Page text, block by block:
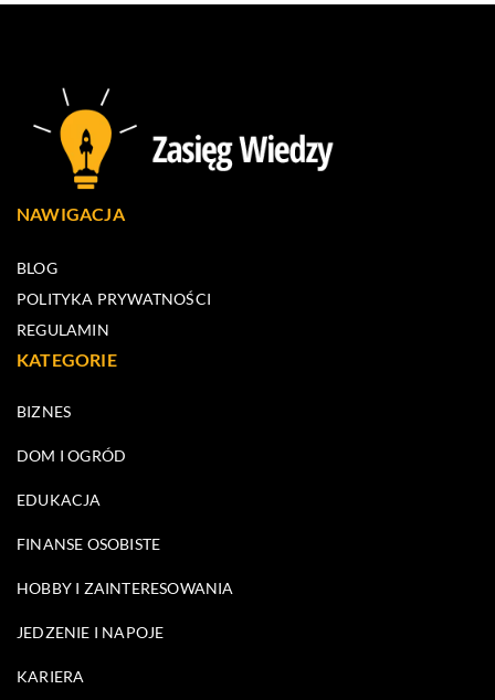
NAWIGACJA
BLOG
POLITYKA PRYWATNOŚCI
REGULAMIN
KATEGORIE
BIZNES
DOM I OGRÓD
EDUKACJA
FINANSE OSOBISTE
HOBBY I ZAINTERESOWANIA
JEDZENIE I NAPOJE
KARIERA